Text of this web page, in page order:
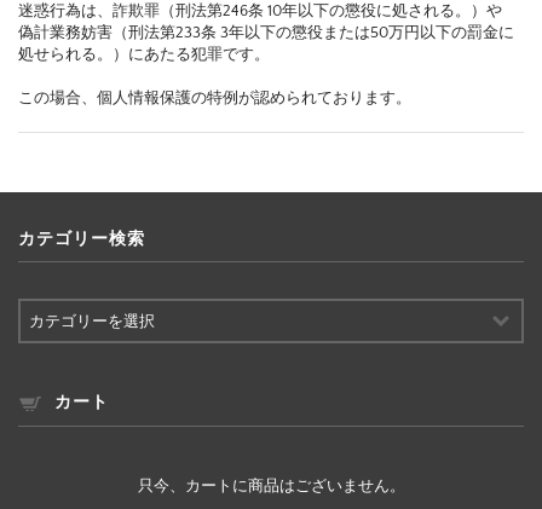
迷惑行為は、詐欺罪（刑法第246条 10年以下の懲役に処される。）や
偽計業務妨害（刑法第233条 3年以下の懲役または50万円以下の罰金に
処せられる。）にあたる犯罪です。
この場合、個人情報保護の特例が認められております。
カテゴリー検索
テ
ー
検
カート
只今、カートに商品はございません。